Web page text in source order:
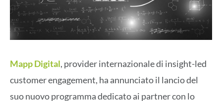
Mapp Digital, provider internazionale di insight-led
customer engagement, ha annunciato il lancio del
suo nuovo programma dedicato ai partner con lo